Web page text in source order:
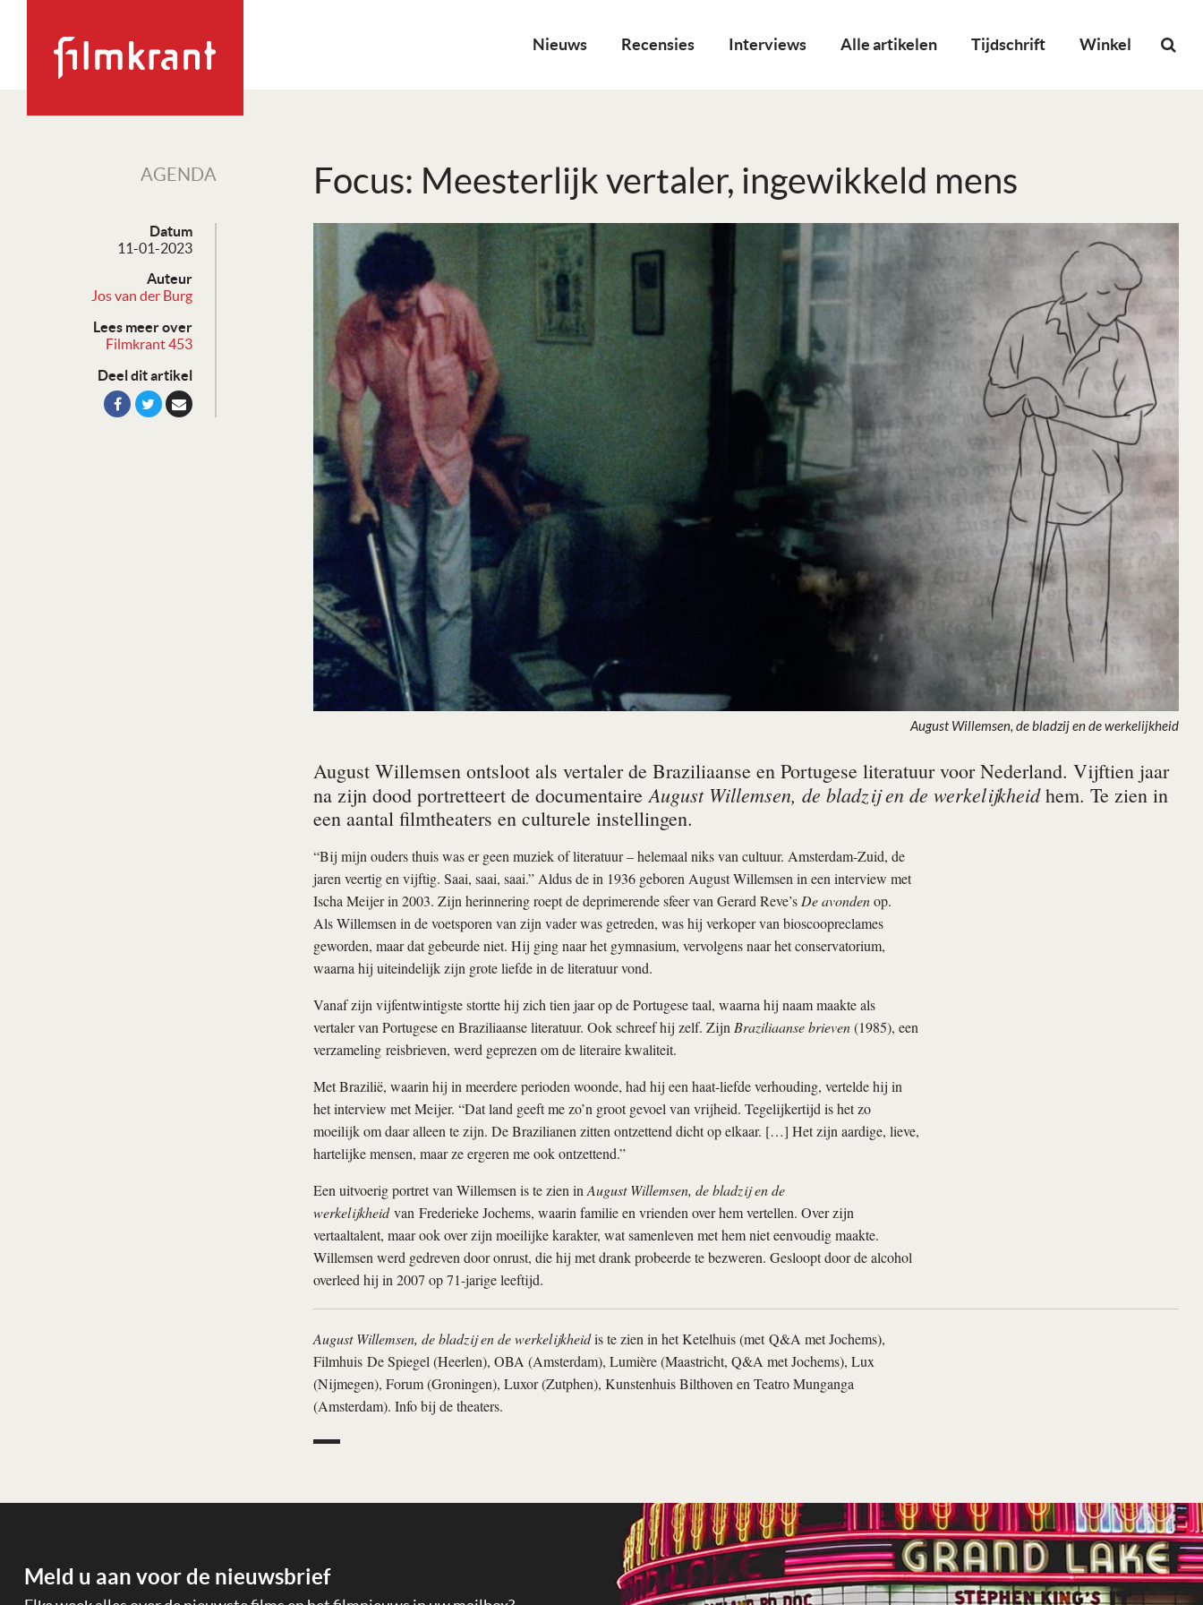
Nieuws Recensies Interviews Alle artikelen Tijdschrift Winkel
AGENDA Focus: Meesterlijk vertaler, ingewikkeld mens
Datum
11-01-2023
Auteur
Jos van der Burg
Lees meer over
Filmkrant 453
Deel dit artikel
August Willemsen, de bladzij en de werkelijkheid
August Willemsen ontsloot als vertaler de Braziliaanse en Portugese literatuur voor Nederland. Vijftien jaar
na zijn dood portretteert de documentaire August Willemsen, de bladzij en de werkelijkheidhem. Te zien in
een aantal filmtheaters en culturele instellingen.
“Bij mijn ouders thuis was er geen muziek of literatuur – helemaal niks van cultuur. Amsterdam-Zuid, de
jaren veertig en vijftig. Saai, saai, saai.” Aldus de in 1936 geboren August Willemsen in een interview met
Ischa Meijer in 2003. Zijn herinnering roept de deprimerende sfeer van Gerard Reve’s De avondenop.
Als Willemsen in de voetsporen van zijn vader was getreden, was hij verkoper van bioscoopreclames
geworden, maar dat gebeurde niet. Hij ging naar het gymnasium, vervolgens naar het conservatorium,
waarna hij uiteindelijk zijn grote liefde in de literatuur vond.
Vanaf zijn vijfentwintigste stortte hij zich tien jaar op de Portugese taal, waarna hij naam maakte als
vertaler van Portugese en Braziliaanse literatuur. Ook schreef hij zelf. Zijn Braziliaanse brieven(1985), een
verzameling reisbrieven, werd geprezen om de literaire kwaliteit.
Met Brazilië, waarin hij in meerdere perioden woonde, had hij een haat-liefde verhouding, vertelde hij in
het interview met Meijer. “Dat land geeft me zo’n groot gevoel van vrijheid. Tegelijkertijd is het zo
moeilijk om daar alleen te zijn. De Brazilianen zitten ontzettend dicht op elkaar. […] Het zijn aardige, lieve,
hartelijke mensen, maar ze ergeren me ook ontzettend.”
Een uitvoerig portret van Willemsen is te zien in August Willemsen, de bladzij en de
werkelijkheidvan Frederieke Jochems, waarin familie en vrienden over hem vertellen. Over zijn
vertaaltalent, maar ook over zijn moeilijke karakter, wat samenleven met hem niet eenvoudig maakte.
Willemsen werd gedreven door onrust, die hij met drank probeerde te bezweren. Gesloopt door de alcohol
overleed hij in 2007 op 71-jarige leeftijd.
August Willemsen, de bladzij en de werkelijkheidis te zien in het Ketelhuis (met Q&A met Jochems),
Filmhuis De Spiegel (Heerlen), OBA (Amsterdam), Lumière (Maastricht, Q&A met Jochems), Lux
(Nijmegen), Forum (Groningen), Luxor (Zutphen), Kunstenhuis Bilthoven en Teatro Munganga
(Amsterdam). Info bij de theaters.
Meld u aan voor de nieuwsbrief